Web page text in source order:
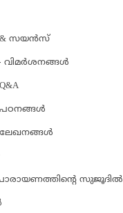
സയന്‍സ്‌
സുജൂദില്‍